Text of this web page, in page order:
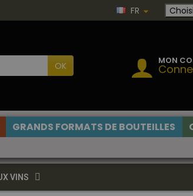
FR
OK MON
GRANDS FORMATS DE BOUTEILLES
VINS